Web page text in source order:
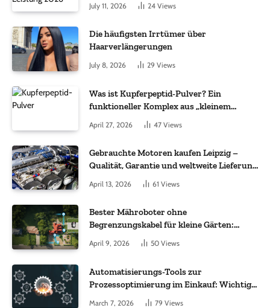
July 11, 2026 24 Views
Die häufigsten Irrtümer über
Haarverlängerungen
July 8, 2026 29 Views
Was ist Kupferpeptid-Pulver? Ein
funktioneller Komplex aus „kleinem
Molekül + Metall“
April 27, 2026 47 Views
Gebrauchte Motoren kaufen Leipzig –
Qualität, Garantie und weltweite Lieferung
April 13, 2026 61 Views
Bester Mähroboter ohne
Begrenzungskabel für kleine Gärten:
Worauf es bei 200 bis 500 m² wirklich
ankommt
April 9, 2026 50 Views
Automatisierungs-Tools zur
Prozessoptimierung im Einkauf: Wichtige
Funktionen, auf die Sie achten sollten
March 7, 2026 79 Views